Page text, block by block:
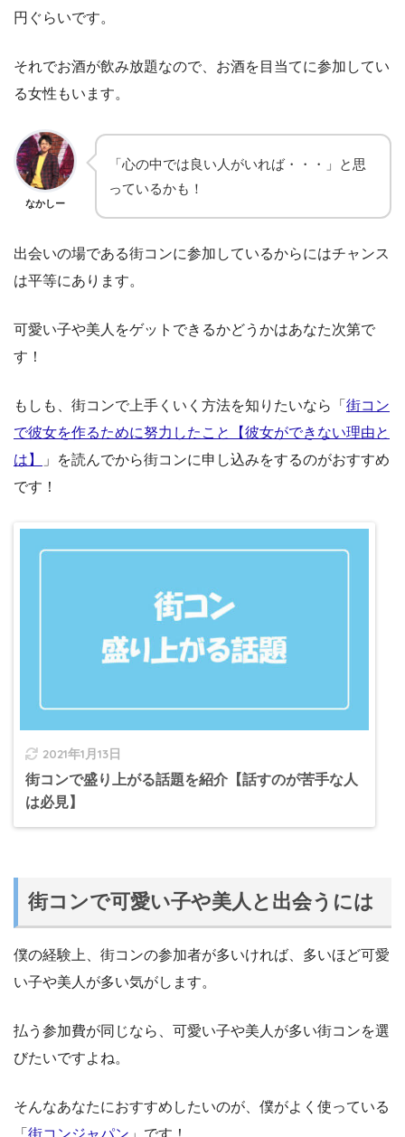
円ぐらいです。
それでお酒が飲み放題なので、お酒を目当てに参加してい
る女性もいます。
なかしー
「心の中では良い人がいれば・・・」と思
っているかも！
出会いの場である街コンに参加しているからにはチャンス
は平等にあります。
可愛い子や美人をゲットできるかどうかはあなた次第で
す！
もしも、街コンで上手くいく方法を知りたいなら「 街コン
で彼女を作るために努力したこと【彼女ができない理由と
は】
」を読んでから街コンに申し込みをするのがおすすめ
です！
2021年1月13日
街コンで盛り上がる話題を紹介【話すのが苦手な人
は必見】
街コンで可愛い子や美人と出会うには
僕の経験上、街コンの参加者が多いければ、多いほど可愛
い子や美人が多い気がします。
払う参加費が同じなら、可愛い子や美人が多い街コンを選
びたいですよね。
そんなあなたにおすすめしたいのが、僕がよく使っている